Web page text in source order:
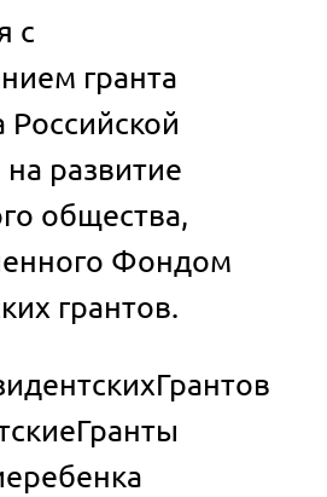
с
гранта
Российской
развитие
общества,
Фондом
грантов.